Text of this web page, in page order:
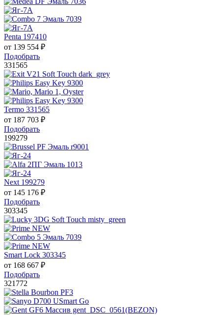
Penta 197410
от 139 554 ₽
Подобрать
331565
Termo 331565
от 187 703 ₽
Подобрать
199279
Next 199279
от 145 176 ₽
Подобрать
303345
Smart Lock 303345
от 168 667 ₽
Подобрать
321772